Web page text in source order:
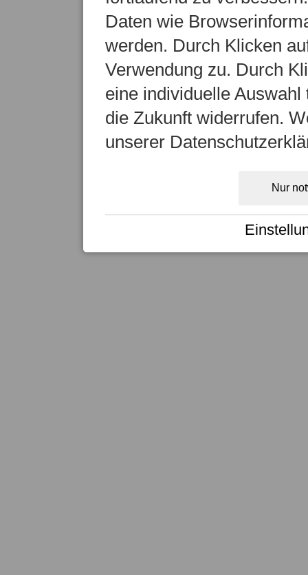
Daten wie
werden. Durch Klicken
Verwendung zu. Durch
eine individuelle
die Zukunft widerrufen.
unserer
Nur